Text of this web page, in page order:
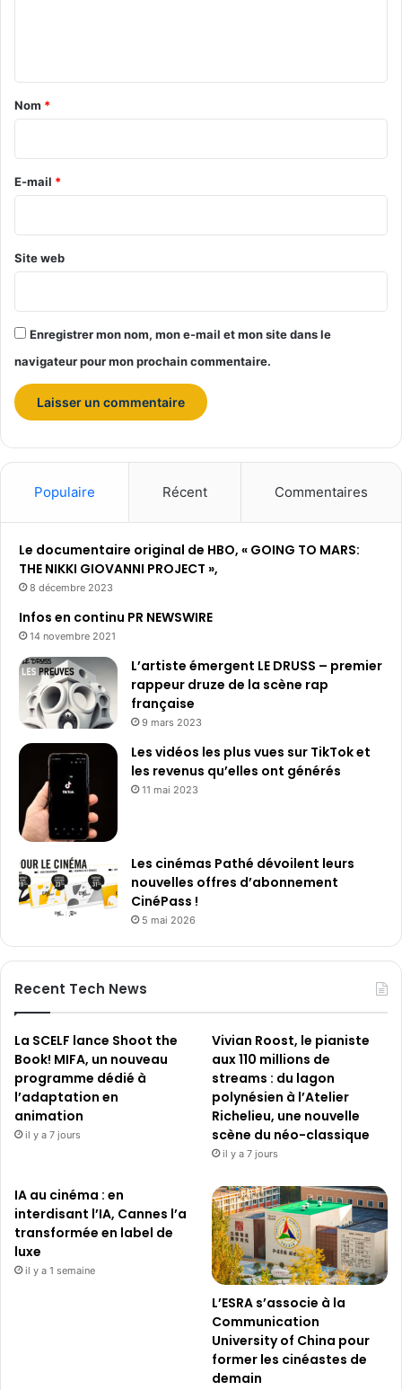
a
r
e
Nom *
E-mail *
Site web
Enregistrer mon nom, mon e-mail et mon site dans le
navigateur pour mon prochain commentaire.
Populaire Récent Commentaires
Le documentaire original de HBO, « GOING TO MARS:
THE NIKKI GIOVANNI PROJECT »,
8 décembre 2023
Infos en continu PR NEWSWIRE
14 novembre 2021
L’artiste émergent LE DRUSS – premier
rappeur druze de la scène rap
française
9 mars 2023
Les vidéos les plus vues sur TikTok et
les revenus qu’elles ont générés
11 mai 2023
Les cinémas Pathé dévoilent leurs
nouvelles offres d’abonnement
CinéPass !
5 mai 2026
Recent Tech News
La SCELF lance Shoot the
Book! MIFA, un nouveau
programme dédié à
l’adaptation en
animation
il y a 7 jours
Vivian Roost, le pianiste
aux 110 millions de
streams : du lagon
polynésien à l’Atelier
Richelieu, une nouvelle
scène du néo-classique
il y a 7 jours
IA au cinéma : en
interdisant l’IA, Cannes l’a
transformée en label de
luxe
il y a 1 semaine
L’ESRA s’associe à la
Communication
University of China pour
former les cinéastes de
demain